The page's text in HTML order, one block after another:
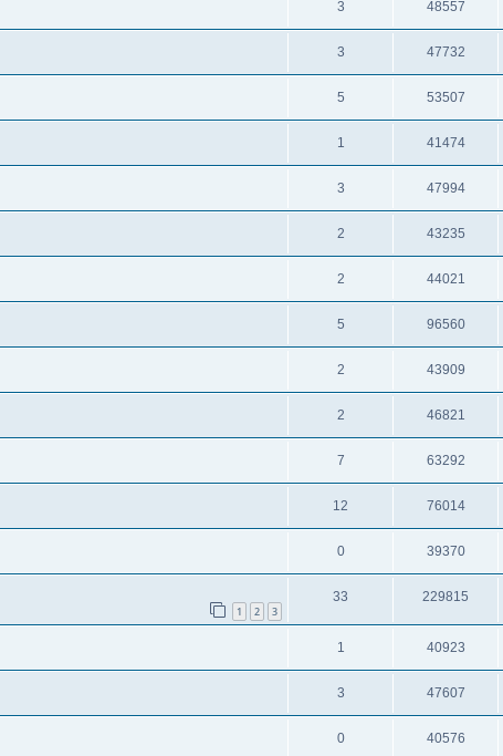
3 48557
3 47732
5 53507
1 41474
3 47994
2 43235
2 44021
5 96560
2 43909
2 46821
7 63292
12 76014
0 39370
1 2 3
33 229815
1 40923
3 47607
0 40576